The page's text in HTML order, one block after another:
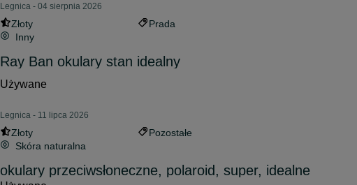
Legnica - 04 sierpnia 2026
Złoty
Prada
Inny
Ray Ban okulary stan idealny
Używane
Legnica - 11 lipca 2026
Złoty
Pozostałe
Skóra naturalna
okulary przeciwsłoneczne, polaroid, super, idealne